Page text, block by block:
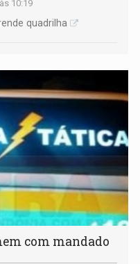
10:19
quadrilha
com mandado